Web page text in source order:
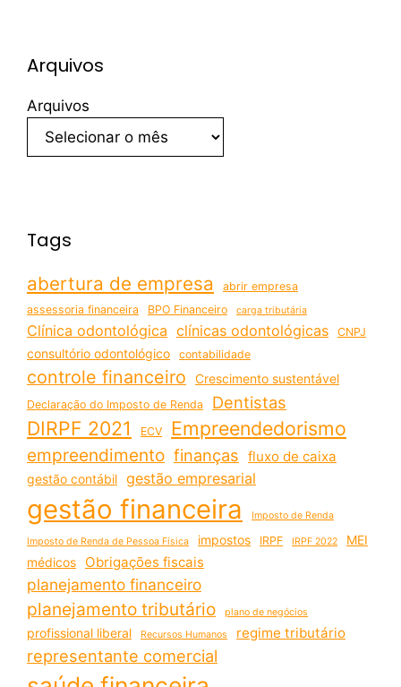
Arquivos
Arquivos
Tags
abertura de empresa
abrir empresa
assessoria financeira
BPO Financeiro carga tributária
Clínica odontológica clínicas odontológicas CNPJ
consultório odontológico contabilidade
controle financeiro Crescimento sustentável
Declaração do Imposto de Renda Dentistas
DIRPF 2021 ECV Empreendedorismo
empreendimento finanças fluxo de caixa
gestão contábil gestão empresarial
gestão financeira Imposto de Renda
Imposto de Renda de Pessoa Física impostos IRPF IRPF 2022
MEI
médicos
Obrigações fiscais
planejamento financeiro
planejamento tributário plano de negócios
profissional liberal Recursos Humanos regime tributário
representante comercial